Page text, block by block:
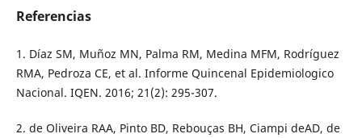
Referencias
1. Díaz SM, Muñoz MN, Palma RM, Medina MFM, Rodríguez
RMA, Pedroza CE, et al. Informe Quincenal Epidemiologico
Nacional. IQEN. 2016; 21(2): 295-307.
2. de Oliveira RAA, Pinto BD, Rebouças BH, Ciampi deAD, de